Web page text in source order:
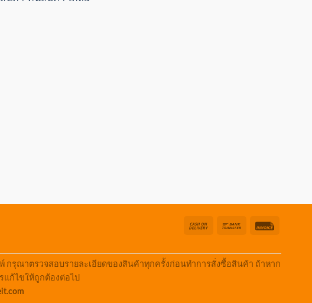
Cash
Delivery
Bank
กรุณาตรวจสอบรายละเอียดของสินค้าทุกครั้งก่อนทำการสั่งซื้อสินค้า ถ้าหาก
แก้ไขให้ถูกต้องต่อไป